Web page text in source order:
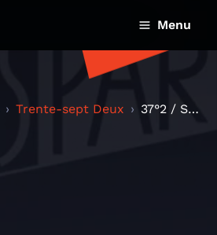
Menu
Trente-sept Deux 37°2 / Santhi, le courage du déracinement